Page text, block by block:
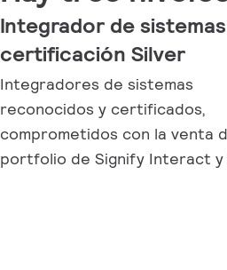
Integrador de
certificación Silver
Integradores de sistemas
reconocidos y certificados,
comprometidos con la venta
portfolio de Signify Interact y